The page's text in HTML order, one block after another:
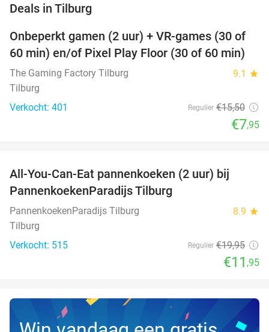
Deals in Tilburg
49%
Onbeperkt gamen (2 uur) + VR-games (30 of
60 min) en/of Pixel Play Floor (30 of 60 min)
The Gaming Factory Tilburg 9.1 star
Tilburg
Verkocht: 401
Regulier €15,50
€7,95
All-You-Can-Eat pannenkoeken (2 uur) bij
PannenkoekenParadijs Tilburg
PannenkoekenParadijs Tilburg 8.9 star
Tilburg
Verkocht: 515
Regulier €19,95
€11 ,95